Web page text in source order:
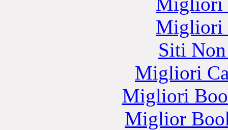
Migliori
Siti
Migliori
Migliori
Miglior